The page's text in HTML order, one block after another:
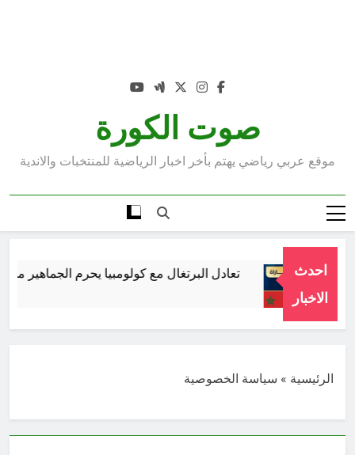
صوت الكورة
موقع عربي رياضي يهتم بأخر اخبار الرياضية للمنتخبات والاندية
احدث
الاخبار
تعادل البرتغال مع كولومبيا يحرم الجماهير من
الرئيسية » سياسة الخصوصية